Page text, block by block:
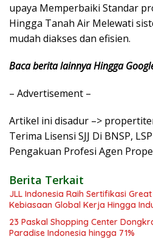
upaya Memperbaiki Standar
Hingga Tanah Air Melewati
mudah diakses dan efisien.
Baca berita lainnya Hingga
– Advertisement –
Artikel ini disadur –>
Terima Lisensi SJJ Di BNSP,
Pengakuan Profesi Agen
Berita Terkait
JLL Indonesia Raih Sertifikasi
Kebiasaan Global Kerja Hingga
23 Paskal Shopping Center
Paradise Indonesia hingga 71%